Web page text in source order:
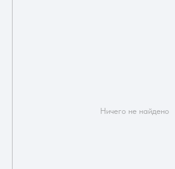
Ничего не найдено